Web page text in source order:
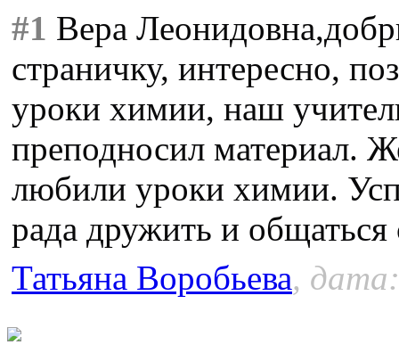
#1 Вера
страничку, интересно,
уроки химии, наш
преподносил материал.
любили уроки химии.
рада дружить и
Татьяна Воробьева,